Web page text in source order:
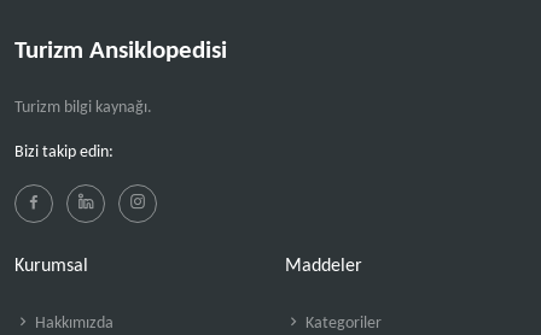
Turizm Ansiklopedisi
Turizm bilgi kaynağı.
Bizi takip edin:
Kurumsal
Hakkımızda
Maddeler
Kategoriler